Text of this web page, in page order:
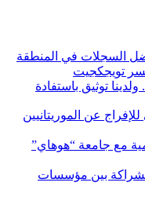
السجلات في المنطقة
تويجكجيت
توثيق باستفادة
عن الموريتانيين
مع جامعة “هوهاي”
الشراكة بين مؤسسات